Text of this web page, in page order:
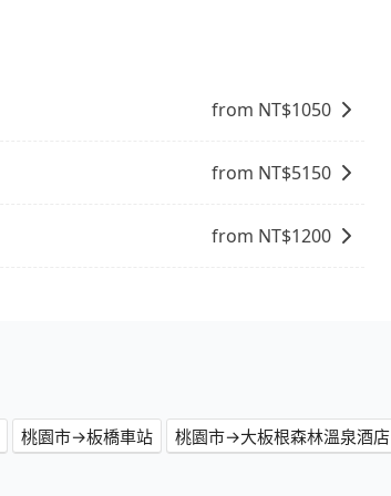
from NT$1050
from NT$5150
from NT$1200
桃園市→板橋車站 桃園市→大板根森林溫泉酒店